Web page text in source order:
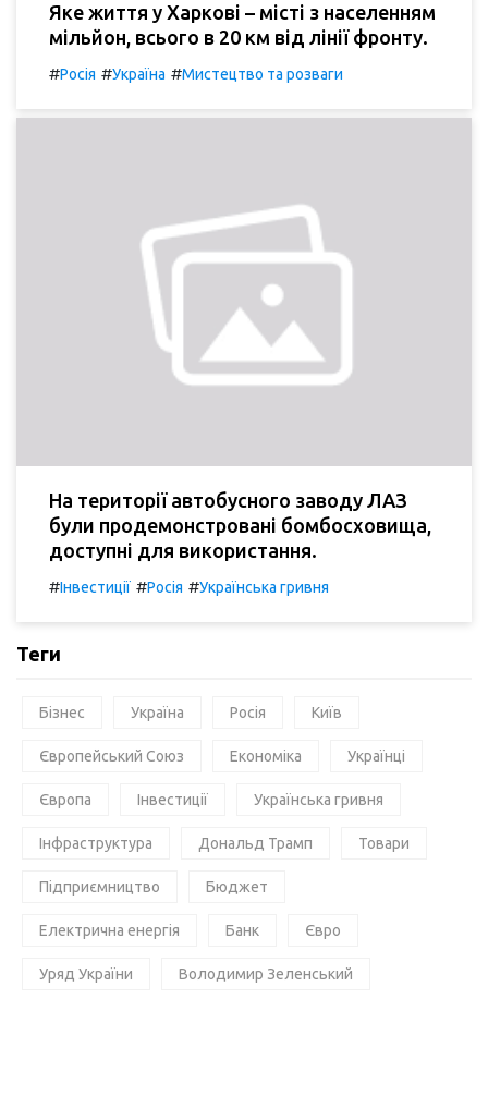
Яке життя у Харкові – місті з населенням
мільйон, всього в 20 км від лінії фронту.
#Росія #Україна #Мистецтво та розваги
На території автобусного заводу ЛАЗ
були продемонстровані бомбосховища,
доступні для використання.
#Інвестиції #Росія #Українська гривня
Теги
Бізнес Україна Росія Київ
Європейський Союз Економіка Українці
Європа Інвестиції Українська гривня
Інфраструктура Дональд Трамп Товари
Підприємництво Бюджет
Електрична енергія Банк Євро
Уряд України Володимир Зеленський